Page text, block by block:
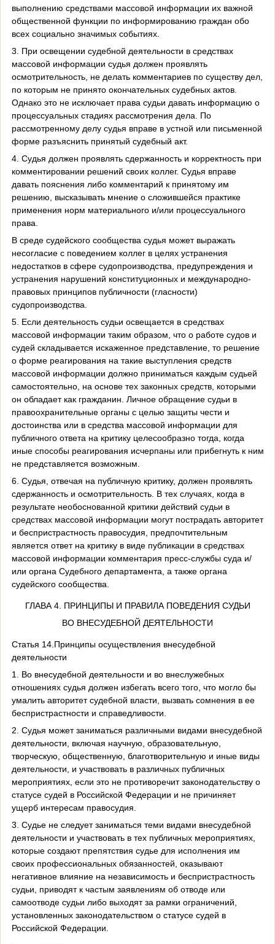
выполнению средствами массовой информации их важной
общественной функции по информированию граждан обо
всех социально значимых событиях.
3. При освещении судебной деятельности в средствах
массовой информации судья должен проявлять
осмотрительность, не делать комментариев по существу дел,
по которым не принято окончательных судебных актов.
Однако это не исключает права судьи давать информацию о
процессуальных стадиях рассмотрения дела. По
рассмотренному делу судья вправе в устной или письменной
форме разъяснить принятый судебный акт.
4. Судья должен проявлять сдержанность и корректность при
комментировании решений своих коллег. Судья вправе
давать пояснения либо комментарий к принятому им
решению, высказывать мнение о сложившейся практике
применения норм материального и/или процессуального
права.
В среде судейского сообщества судья может выражать
несогласие с поведением коллег в целях устранения
недостатков в сфере судопроизводства, предупреждения и
устранения нарушений конституционных и международно-
правовых принципов публичности (гласности)
судопроизводства.
5. Если деятельность судьи освещается в средствах
массовой информации таким образом, что о работе судов и
судей складывается искаженное представление, то решение
о форме реагирования на такие выступления средств
массовой информации должно приниматься каждым судьей
самостоятельно, на основе тех законных средств, которыми
он обладает как гражданин. Личное обращение судьи в
правоохранительные органы с целью защиты чести и
достоинства или в средства массовой информации для
публичного ответа на критику целесообразно тогда, когда
иные способы реагирования исчерпаны или прибегнуть к ним
не представляется возможным.
6. Судья, отвечая на публичную критику, должен проявлять
сдержанность и осмотрительность. В тех случаях, когда в
результате необоснованной критики действий судьи в
средствах массовой информации могут пострадать авторитет
и беспристрастность правосудия, предпочтительным
является ответ на критику в виде публикации в средствах
массовой информации комментария пресс-службы суда и/
или органа Судебного департамента, а также органа
судейского сообщества.
ГЛАВА 4. ПРИНЦИПЫ И ПРАВИЛА ПОВЕДЕНИЯ СУДЬИ
ВО ВНЕСУДЕБНОЙ ДЕЯТЕЛЬНОСТИ
Статья 14.Принципы осуществления внесудебной
деятельности
1. Во внесудебной деятельности и во внеслужебных
отношениях судья должен избегать всего того, что могло бы
умалить авторитет судебной власти, вызвать сомнения в ее
беспристрастности и справедливости.
2. Судья может заниматься различными видами внесудебной
деятельности, включая научную, образовательную,
творческую, общественную, благотворительную и иные виды
деятельности, и участвовать в различных публичных
мероприятиях, если это не противоречит законодательству о
статусе судей в Российской Федерации и не причиняет
ущерб интересам правосудия.
3. Судье не следует заниматься теми видами внесудебной
деятельности и участвовать в тех публичных мероприятиях,
которые создают препятствия судье для исполнения им
своих профессиональных обязанностей, оказывают
негативное влияние на независимость и беспристрастность
судьи, приводят к частым заявлениям об отводе или
самоотводе судьи либо выходят за рамки ограничений,
установленных законодательством о статусе судей в
Российской Федерации.